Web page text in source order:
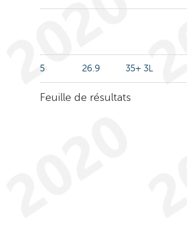
5 26.9 35+ 3L
Feuille de résultats